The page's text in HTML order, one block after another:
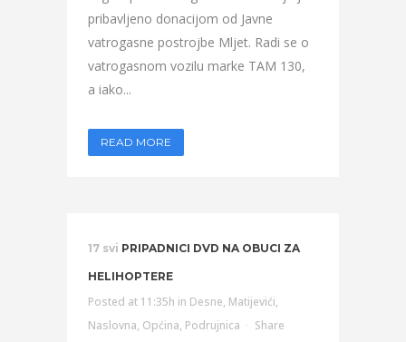
pribavljeno donacijom od Javne
vatrogasne postrojbe Mljet. Radi se o
vatrogasnom vozilu marke TAM 130,
a iako...
READ MORE
17 svi PRIPADNICI DVD NA OBUCI ZA
HELIHOPTERE
Posted at 11:35h in Desne, Matijevići,
Naslovna, Općina, Podrujnica Share